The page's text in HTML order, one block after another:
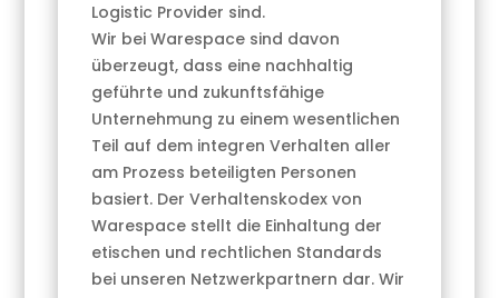
Logistic Provider sind.
Wir bei Warespace sind davon
überzeugt, dass eine nachhaltig
geführte und zukunftsfähige
Unternehmung zu einem wesentlichen
Teil auf dem integren Verhalten aller
am Prozess beteiligten Personen
basiert. Der Verhaltenskodex von
Warespace stellt die Einhaltung der
etischen und rechtlichen Standards
bei unseren Netzwerkpartnern dar. Wir